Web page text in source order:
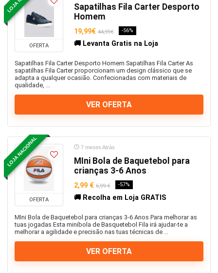
OFERTA
Sapatilhas Fila Carter Desporto
Homem
19,99€ 44,99€ -56%
🚚 Levanta Gratis na Loja
Sapatilhas Fila Carter Desporto Homem Sapatilhas Fila Carter As
sapatilhas Fila Carter proporcionam um design clássico que se
adapta a qualquer ocasião. Confecionadas com materiais de
qualidade, ...
VER OFERTA
LOJA NACIONAL
OFERTA
7 meses Atrás
MIni Bola de Baquetebol para
crianças 3-6 Anos
2,99 € 6,99 € -57%
🚚 Recolha em Loja GRATIS
MIni Bola de Baquetebol para crianças 3-6 Anos Para melhorar as
tuas jogadas Esta minibola de Basquetebol Fila irá ajudar-te a
melhorar a agilidade e precisão nas tuas técnicas de ...
VER OFERTA